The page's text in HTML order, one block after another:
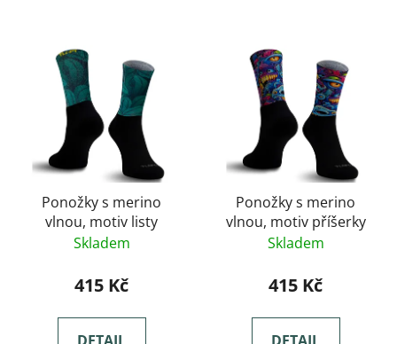
Ponožky s merino
vlnou, motiv listy
Skladem
415 Kč
Ponožky s merino
vlnou, motiv příšerky
Skladem
415 Kč